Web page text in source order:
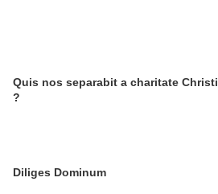
Quis nos separabit a charitate Christi
?
Diliges Dominum